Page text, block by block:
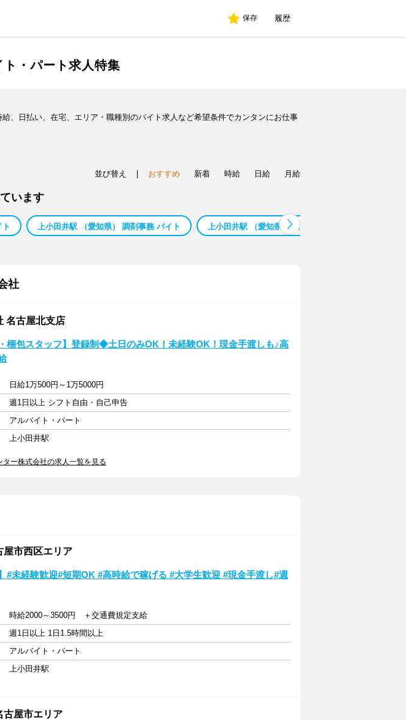
保存 履歴
・パート求人特集
、日払い、在宅、エリア・職種別のバイト求人など希望条件でカンタンにお仕事
並び替え おすすめ 新着 時給 日給 月給
います
上小田井駅 （愛知県） 調剤事務 バイト 上小田井駅 （愛知県） 訪問介護 バイト
社
名古屋北支店
・梱包スタッフ】登録制◆土日のみOK！未経験OK！現金手渡しも♪高
日給1万500円～1万5000円
週1日以上 シフト自由・自己申告
アルバイト・パート
上小田井駅
ター株式会社の求人一覧を見る
市西区エリア
#未経験歓迎#短期OK #高時給で稼げる #大学生歓迎 #現金手渡し#週
時給2000～3500円 ＋交通費規定支給
週1日以上 1日1.5時間以上
アルバイト・パート
上小田井駅
屋市エリア